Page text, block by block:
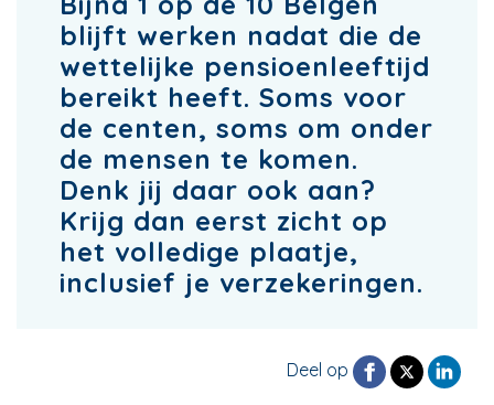
blijft werken nadat die de
wettelijke pensioenleeftijd
bereikt heeft. Soms voor
de centen, soms om onder
de mensen te komen.
Denk jij daar ook aan?
Krijg dan eerst zicht op
het volledige plaatje,
inclusief je verzekeringen.
Deel op